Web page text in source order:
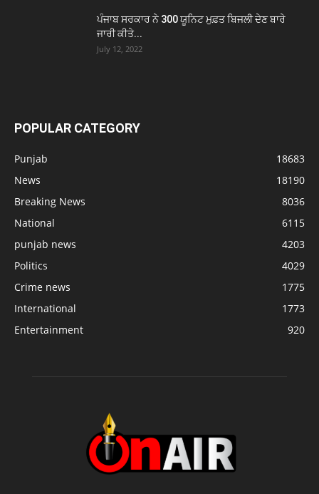
ਪੰਜਾਬ ਸਰਕਾਰ ਨੇ 300 ਯੂਨਿਟ ਮੁਫ਼ਤ ਬਿਜਲੀ ਦੇਣ ਬਾਰੇ
ਜਾਰੀ ਕੀਤੇ...
July 12, 2022
POPULAR CATEGORY
Punjab
18683
News
18190
Breaking News
8036
National
6115
punjab news
4203
Politics
4029
Crime news
1775
International
1773
Entertainment
920